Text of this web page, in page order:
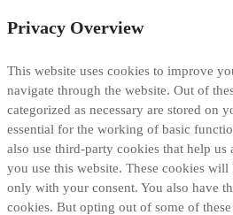
Privacy Overview
This website uses cookies to improve
navigate through the website. Out of
categorized as necessary are stored on
essential for the working of basic
also use third-party cookies that help us
you use this website. These cookies
only with your consent. You also have
cookies. But opting out of some of